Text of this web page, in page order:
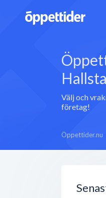
Välj och
företag!
Öppettider.nu